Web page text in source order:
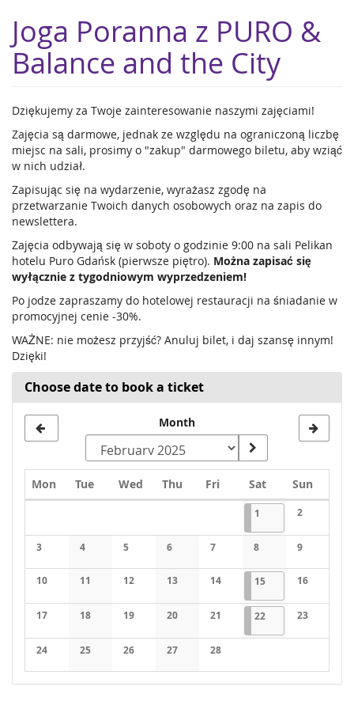
main
content
Joga Poranna z PURO &
Balance and the City
Dziękujemy za Twoje zainteresowanie naszymi zajęciami!
Zajęcia są darmowe, jednak ze względu na ograniczoną liczbę
miejsc na sali, prosimy o "zakup" darmowego biletu, aby wziąć
w nich udział.
Zapisując się na wydarzenie, wyrażasz zgodę na
przetwarzanie Twoich danych osobowych oraz na zapis do
newslettera.
Zajęcia odbywają się w soboty o godzinie 9:00 na sali Pelikan
hotelu Puro Gdańsk (pierwsze piętro). Można zapisać się
wyłącznie z tygodniowym wyprzedzeniem!
Po jodze zapraszamy do hotelowej restauracji na śniadanie w
promocyjnej cenie -30%.
WAŻNE: nie możesz przyjść? Anuluj bilet, i daj szansę innym!
Dzięki!
Choose date to book a ticket
Month
Mon Monday
TueTuesday
Wed Wednesday
Thu Thursday
FriFridaySatSaturday
Sun
1 2025-02-01
2
No events
3
No events
4
No events
5
No events
6
No events
7
No events
8
No events
9
No events
10
No events
11
No events
12
No events
13
No events
14
No events
152025-02-15
1 event16
No events
17
No events
18
No events
19
No events
20
No events
21
No events
222025-02-22
1 event23
No events
24
No events
25
No events
26
No events
27
No events
28
No events